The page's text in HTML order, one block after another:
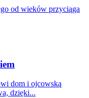
od wieków przyciąga
dom i ojcowską
dzięki...